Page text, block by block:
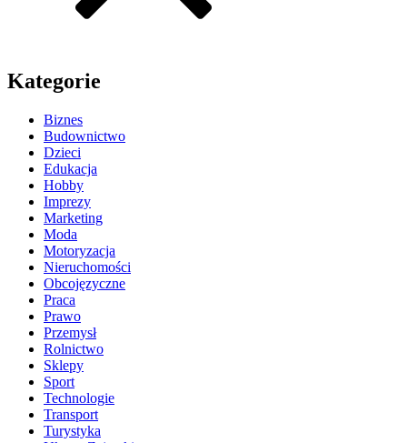
Kategorie
Biznes
Budownictwo
Dzieci
Edukacja
Hobby
Imprezy
Marketing
Moda
Motoryzacja
Nieruchomości
Obcojęzyczne
Praca
Prawo
Przemysł
Rolnictwo
Sklepy
Sport
Technologie
Transport
Turystyka